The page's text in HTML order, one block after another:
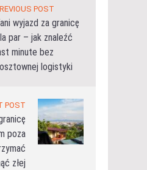
POST
wyjazd za granicę
par – jak znaleźć
minute bez
logistyki
POST
poza
złej